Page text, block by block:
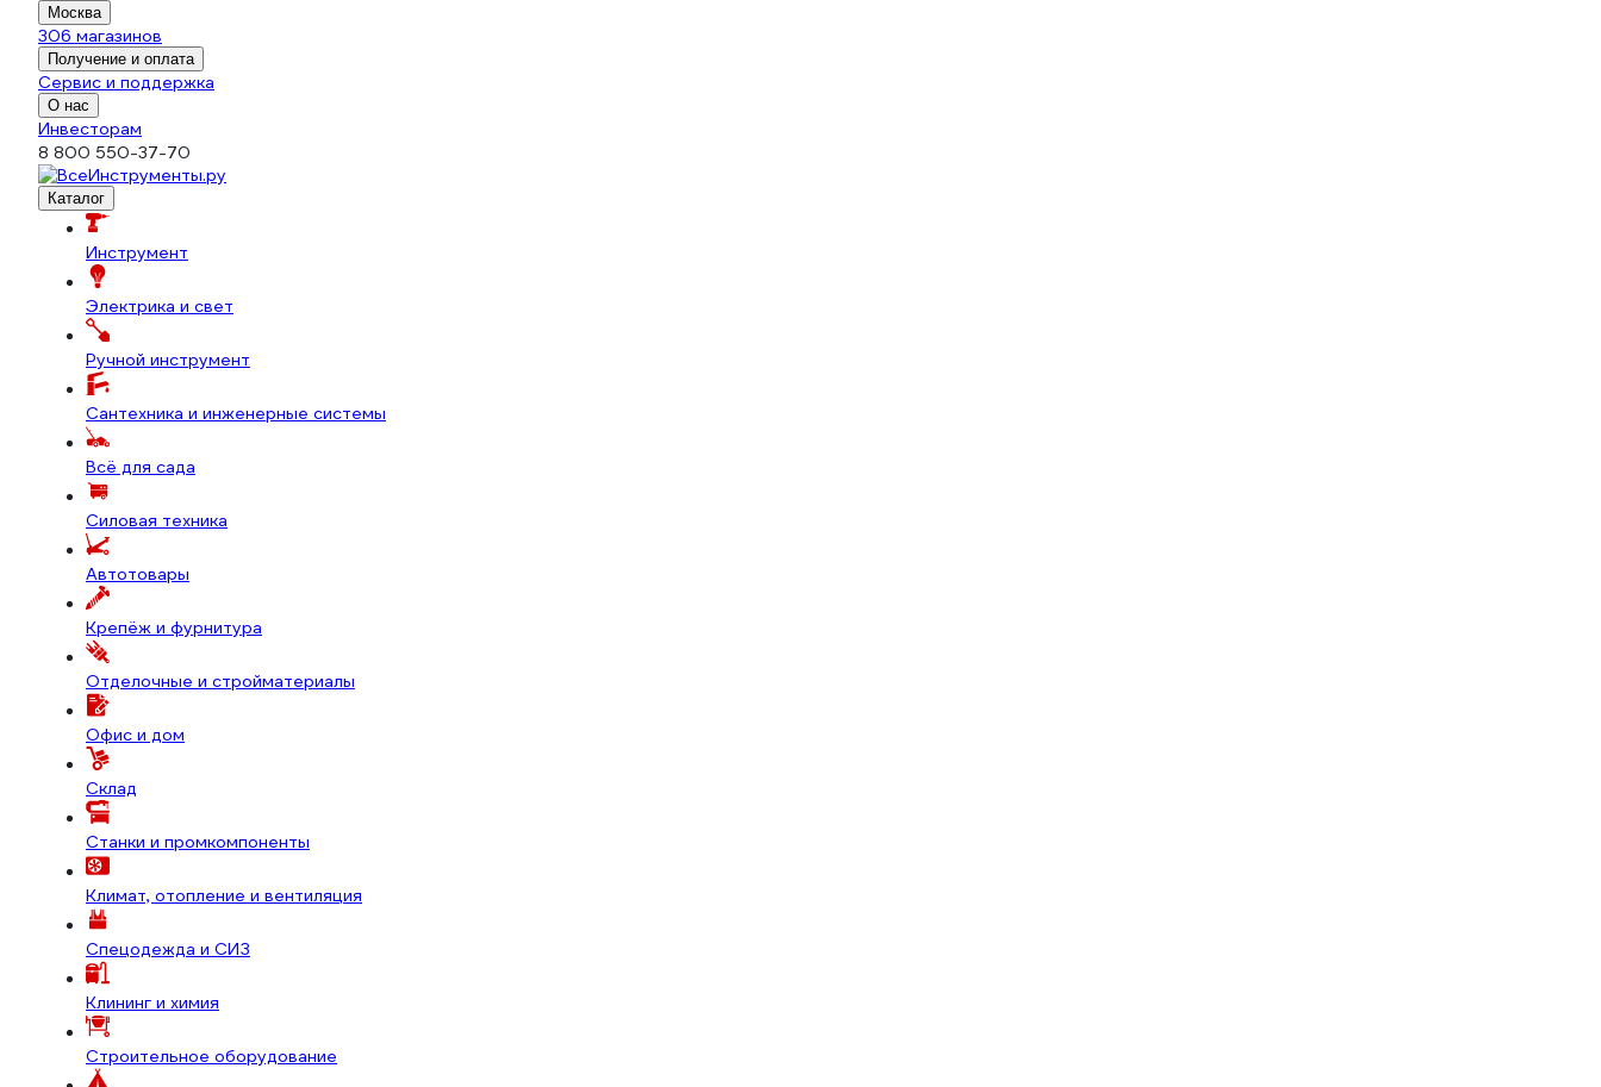
Москва
306 магазинов
Получение и оплата
Сервис и поддержка
О нас
Инвесторам
8 800 550-37-70
Каталог
Инструмент
Электрика и свет
Ручной инструмент
Сантехника и инженерные системы
Всё для сада
Силовая техника
Автотовары
Крепёж и фурнитура
Отделочные и стройматериалы
Офис и дом
Склад
Станки и промкомпоненты
Климат, отопление и вентиляция
Спецодежда и СИЗ
Клининг и химия
Строительное оборудование